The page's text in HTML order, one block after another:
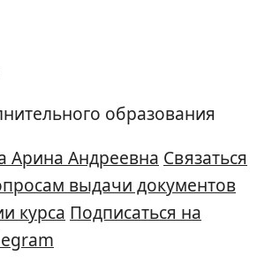
образования
Арина Андреевна Связаться
выдачи документов
курса Подписаться на